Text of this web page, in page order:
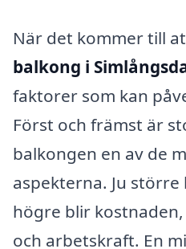
När det kommer till
balkong i
faktorer som kan
Först och främst är
balkongen en av de
aspekterna. Ju
högre blir
och arbetskraft. En